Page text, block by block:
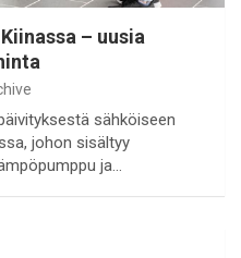
– uusia
sähköiseen
johon sisältyy
ja…